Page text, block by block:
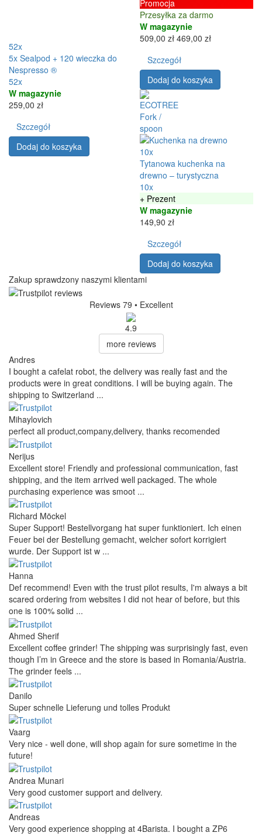
52x
5x Sealpod + 120 wieczka do
Nespresso ®
52x
W magazynie
259,00 zł
Szczegół
Dodaj do koszyka
Promocja
Przesyłka za darmo
W magazynie
509,00 zł 469,00 zł
Szczegół
Dodaj do koszyka
10x
Tytanowa kuchenka na
drewno – turystyczna
10x
+ Prezent
W magazynie
149,90 zł
Szczegół
Dodaj do koszyka
Zakup sprawdzony naszymi klientami
Reviews 79 • Excellent
4.9
more reviews
Andres
I bought a cafelat robot, the delivery was really fast and the
products were in great conditions. I will be buying again. The
shipping to Switzerland ...
Mihaylovich
perfect all product,company,delivery, thanks recomended
Nerijus
Excellent store! Friendly and professional communication, fast
shipping, and the item arrived well packaged. The whole
purchasing experience was smoot ...
Richard Möckel
Super Support! Bestellvorgang hat super funktioniert. Ich einen
Feuer bei der Bestellung gemacht, welcher sofort korrigiert
wurde. Der Support ist w ...
Hanna
Def recommend! Even with the trust pilot results, I'm always a bit
scared ordering from websites I did not hear of before, but this
one is 100% solid ...
Ahmed Sherif
Excellent coffee grinder! The shipping was surprisingly fast, even
though I’m in Greece and the store is based in Romania/Austria.
The grinder feels ...
Danilo
Super schnelle Lieferung und tolles Produkt
Vaarg
Very nice - well done, will shop again for sure sometime in the
future!
Andrea Munari
Very good customer support and delivery.
Andreas
Very good experience shopping at 4Barista. I bought a ZP6